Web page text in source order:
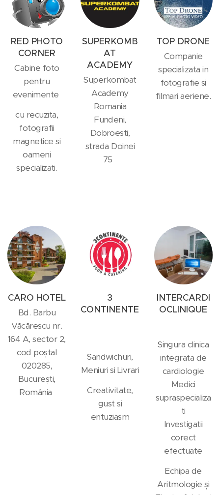
RED PHOTO
CORNER
Cabine foto
pentru
evenimente
cu recuzita,
fotografii
magnetice si
oameni
specializati.
SUPERKOMB
AT
ACADEMY
Superkombat
Academy
Romania
Fundeni,
Dobroesti,
strada Doinei
75
TOP DRONE
Companie
specializata in
fotografie si
filmari aeriene.
CARO HOTEL
Bd. Barbu
Văcărescu nr.
164 A, sector 2,
cod poștal
020285,
București,
România
3
CONTINENTE
Sandwichuri,
Meniuri si Livrari
Creativitate,
gust si
entuziasm
INTERCARDI
OCLINIQUE
Singura clinica
integrata de
cardiologie
Medici
supraspecializa
ti
Investigatii
corect
efectuate
Echipa de
Aritmologie și